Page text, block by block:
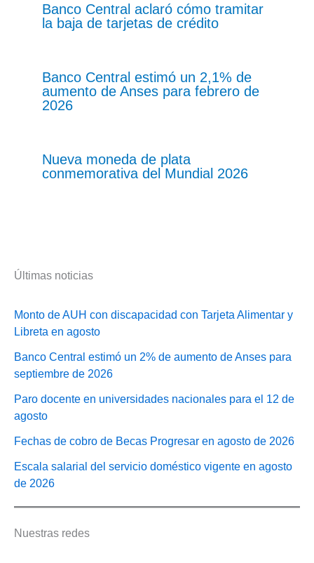
Banco Central aclaró cómo tramitar
la baja de tarjetas de crédito
Banco Central estimó un 2,1% de
aumento de Anses para febrero de
2026
Nueva moneda de plata
conmemorativa del Mundial 2026
Últimas noticias
Monto de AUH con discapacidad con Tarjeta Alimentar y
Libreta en agosto
Banco Central estimó un 2% de aumento de Anses para
septiembre de 2026
Paro docente en universidades nacionales para el 12 de
agosto
Fechas de cobro de Becas Progresar en agosto de 2026
Escala salarial del servicio doméstico vigente en agosto
de 2026
Nuestras redes